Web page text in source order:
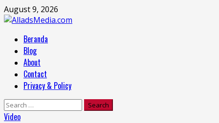
Skip
to
August 9, 2026
MenuBeranda
Blog
About
Contact
Privacy & Policy
Search
for:
Video